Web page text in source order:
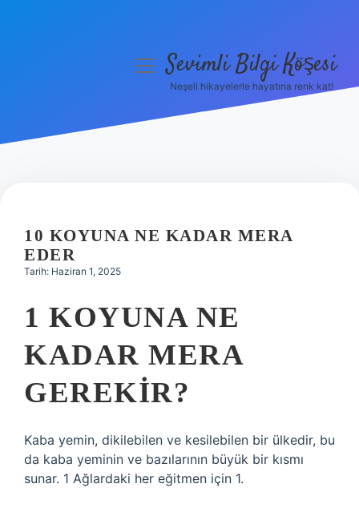
Hakkımızda
menüyüSevimli Bilgi Köşesi
Neşeli hikayelerle hayatına renk kat!
10 KOYUNA NE KADAR MERA
EDER
Tarih: Haziran 1, 2025
1 KOYUNA NE
KADAR MERA
GEREKIR?
Kaba yemin, dikilebilen ve kesilebilen bir ülkedir, bu
da kaba yeminin ve bazılarının büyük bir kısmı
sunar. 1 Ağlardaki her eğitmen için 1.